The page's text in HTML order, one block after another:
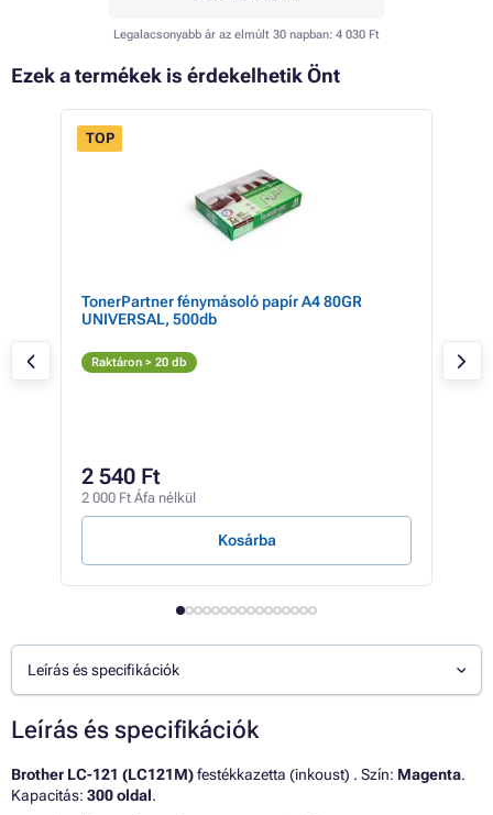
Legalacsonyabb ár az elmúlt 30 napban: 4 030 Ft
Ezek a termékek is érdekelhetik Önt
TOP
TonerPartner fénymásoló papír A4 80GR
UNIVERSAL, 500db
Raktáron > 20 db
2 540 Ft
2 000 Ft Áfa nélkül
Kosárba
Leírás és specifikációk
Leírás és specifikációk
Brother LC-121 (LC121M)festékkazetta (inkoust) . Szín: Magenta.
Kapacitás: 300 oldal.